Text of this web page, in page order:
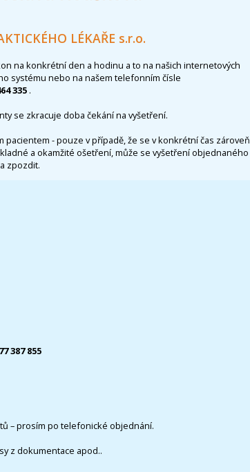
LÉKAŘE s.r.o.
na konkrétní den a hodinu a to na našich internetových
systému nebo na našem telefonním čísle
335 .
se zkracuje doba čekání na vyšetření.
- pouze v případě, že se v konkrétní čas zároveň
a okamžité ošetření, může se vyšetření objednaného
zpozdit.
387 855
– prosím po telefonické objednání.
z dokumentace apod..